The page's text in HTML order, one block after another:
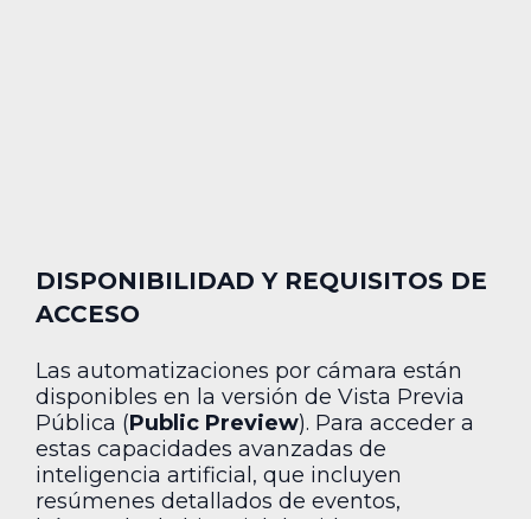
DISPONIBILIDAD Y REQUISITOS DE
ACCESO
Las automatizaciones por cámara están
disponibles en la versión de Vista Previa
Pública (Public Preview). Para acceder a
estas capacidades avanzadas de
inteligencia artificial, que incluyen
resúmenes detallados de eventos,